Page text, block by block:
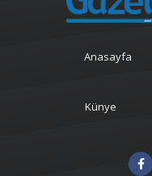
Anasayfa
Künye